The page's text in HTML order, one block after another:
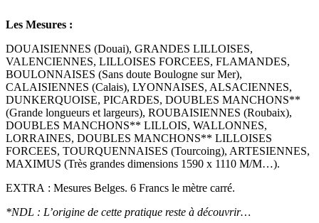
Les Mesures :
DOUAISIENNES (Douai), GRANDES LILLOISES,
VALENCIENNES, LILLOISES FORCEES, FLAMANDES,
BOULONNAISES (Sans doute Boulogne sur Mer),
CALAISIENNES (Calais), LYONNAISES, ALSACIENNES,
DUNKERQUOISE, PICARDES, DOUBLES MANCHONS**
(Grande longueurs et largeurs), ROUBAISIENNES (Roubaix),
DOUBLES MANCHONS** LILLOIS, WALLONNES,
LORRAINES, DOUBLES MANCHONS** LILLOISES
FORCEES, TOURQUENNAISES (Tourcoing), ARTESIENNES,
MAXIMUS (Très grandes dimensions 1590 x 1110 M/M…).
EXTRA : Mesures Belges. 6 Francs le mètre carré.
*NDL : L’origine de cette pratique reste à découvrir…